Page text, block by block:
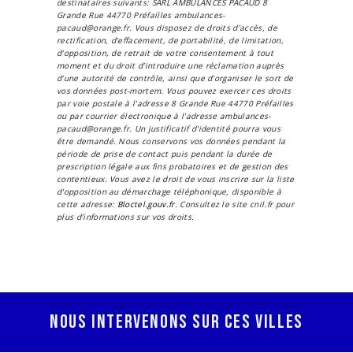
destinataires suivants: SARL AMBULANCES PACAUD 8
Grande Rue 44770 Préfailles ambulances-
pacaud@orange.fr. Vous disposez de droits d’accès, de
rectification, d’effacement, de portabilité, de limitation,
d’opposition, de retrait de votre consentement à tout
moment et du droit d’introduire une réclamation auprès
d’une autorité de contrôle, ainsi que d’organiser le sort de
vos données post-mortem. Vous pouvez exercer ces droits
par voie postale à l'adresse 8 Grande Rue 44770 Préfailles
ou par courrier électronique à l'adresse ambulances-
pacaud@orange.fr. Un justificatif d'identité pourra vous
être demandé. Nous conservons vos données pendant la
période de prise de contact puis pendant la durée de
prescription légale aux fins probatoires et de gestion des
contentieux. Vous avez le droit de vous inscrire sur la liste
d'opposition au démarchage téléphonique, disponible à
cette adresse: Bloctel.gouv.fr. Consultez le site cnil.fr pour
plus d’informations sur vos droits.
Nous intervenons sur ces villes